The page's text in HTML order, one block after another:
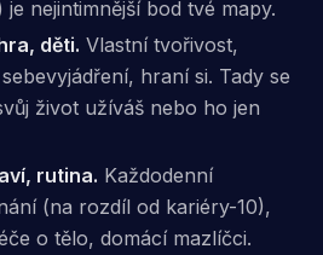
nejintimnější bod tvé mapy.
děti. Vlastní tvořivost,
hraní si. Tady se
život užíváš nebo ho jen
rutina. Každodenní
(na rozdíl od kariéry-10),
o tělo, domácí mazlíčci.